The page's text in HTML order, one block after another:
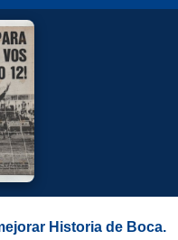
Historia de Boca.